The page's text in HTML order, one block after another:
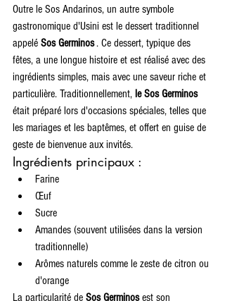
Outre le Sos Andarinos, un autre symbole
gastronomique d'Usini est le dessert traditionnel
appelé Sos Germinos . Ce dessert, typique des
fêtes, a une longue histoire et est réalisé avec des
ingrédients simples, mais avec une saveur riche et
particulière. Traditionnellement, le Sos Germinos
était préparé lors d'occasions spéciales, telles que
les mariages et les baptêmes, et offert en guise de
geste de bienvenue aux invités.
Ingrédients principaux :
Farine
Œuf
Sucre
Amandes (souvent utilisées dans la version
traditionnelle)
Arômes naturels comme le zeste de citron ou
d'orange
La particularité de Sos Germinos est son